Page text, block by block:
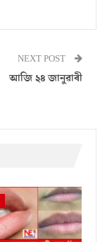
NEXT POST
আজি ২৪ জানুৱাৰী